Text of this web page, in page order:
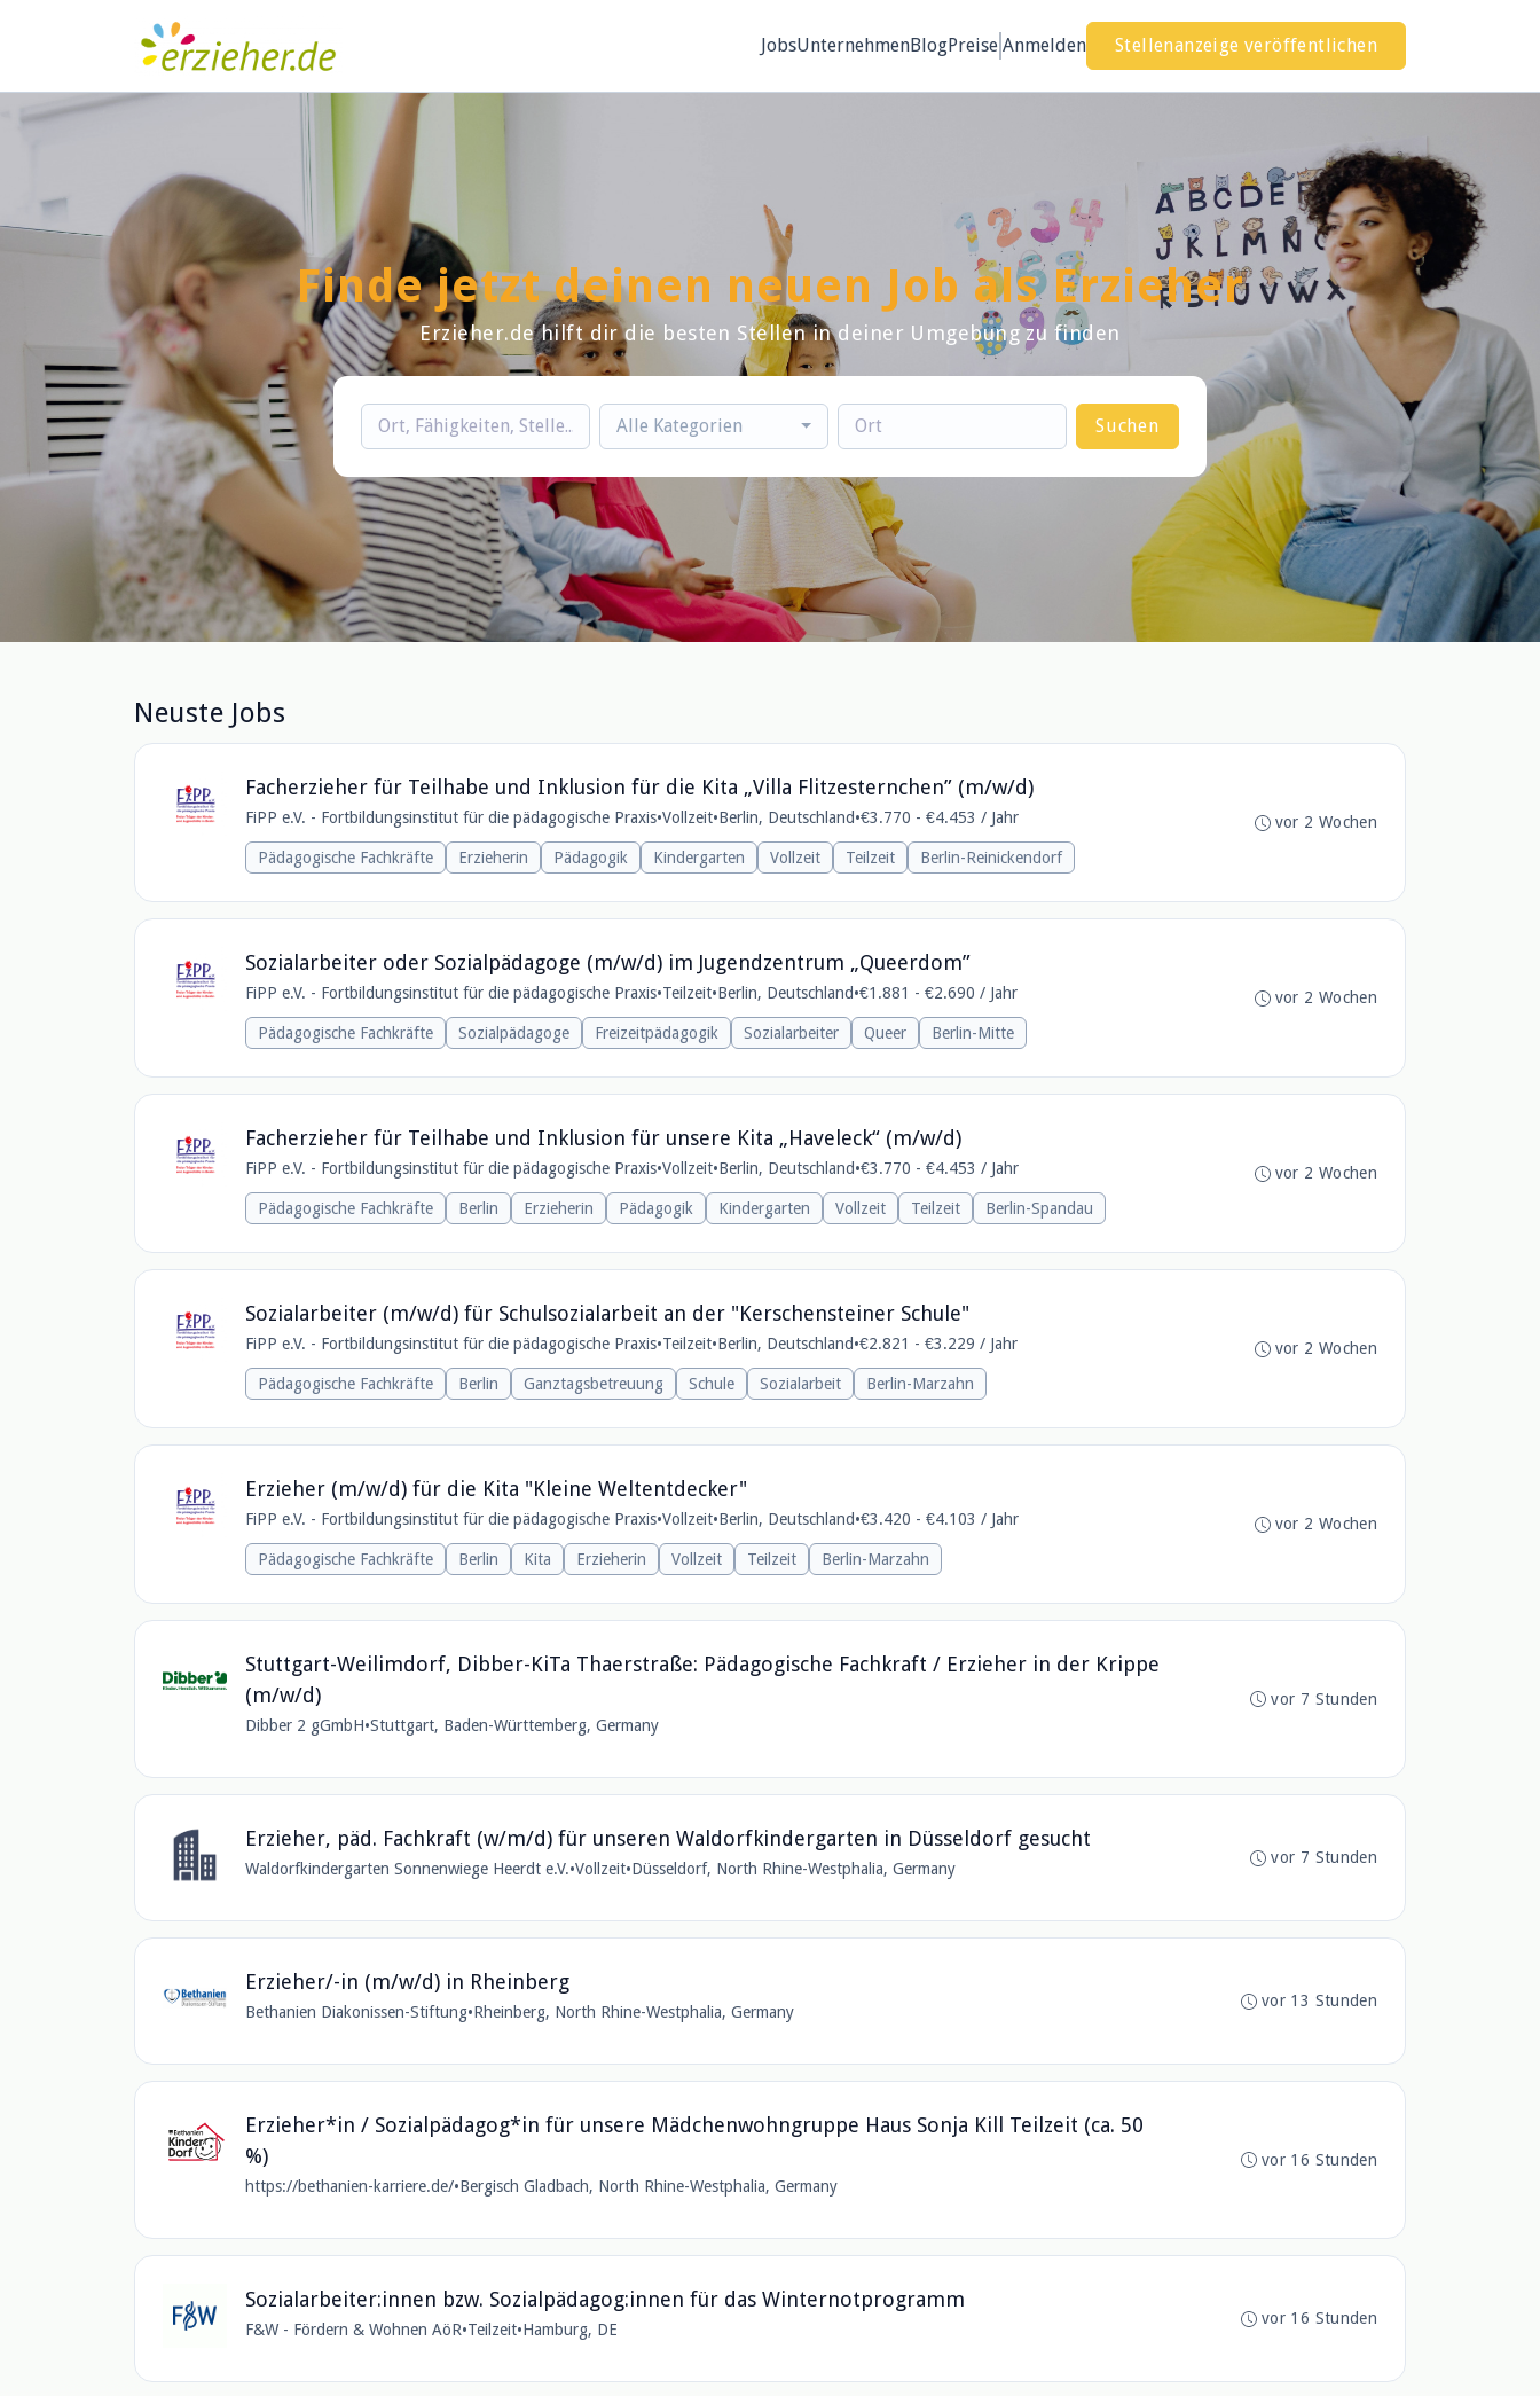
JobsUnternehmenBlogPreise Anmelden Stellenanzeige veröffentlichen
Finde jetzt deinen neuen Job als Erzieher
Erzieher.de hilft dir die besten Stellen in deiner Umgebung zu finden
Alle Kategorien Suchen
Neuste Jobs
Facherzieher für Teilhabe und Inklusion für die Kita „Villa Flitzesternchen” (m/w/d)
FiPP e.V. - Fortbildungsinstitut für die pädagogische Praxis•Vollzeit•Berlin, Deutschland•€3.770 - €4.453 / Jahr
Pädagogische Fachkräfte Erzieherin Pädagogik Kindergarten Vollzeit Teilzeit Berlin-Reinickendorf
vor 2 Wochen
Sozialarbeiter oder Sozialpädagoge (m/w/d) im Jugendzentrum „Queerdom”
FiPP e.V. - Fortbildungsinstitut für die pädagogische Praxis•Teilzeit•Berlin, Deutschland•€1.881 - €2.690 / Jahr
Pädagogische Fachkräfte Sozialpädagoge Freizeitpädagogik Sozialarbeiter Queer Berlin-Mitte
vor 2 Wochen
Facherzieher für Teilhabe und Inklusion für unsere Kita „Haveleck“ (m/w/d)
FiPP e.V. - Fortbildungsinstitut für die pädagogische Praxis•Vollzeit•Berlin, Deutschland•€3.770 - €4.453 / Jahr
Pädagogische Fachkräfte Berlin Erzieherin Pädagogik Kindergarten Vollzeit Teilzeit Berlin-Spandau
vor 2 Wochen
Sozialarbeiter (m/w/d) für Schulsozialarbeit an der "Kerschensteiner Schule"
FiPP e.V. - Fortbildungsinstitut für die pädagogische Praxis•Teilzeit•Berlin, Deutschland•€2.821 - €3.229 / Jahr
Pädagogische Fachkräfte Berlin Ganztagsbetreuung Schule Sozialarbeit Berlin-Marzahn
vor 2 Wochen
Erzieher (m/w/d) für die Kita "Kleine Weltentdecker"
FiPP e.V. - Fortbildungsinstitut für die pädagogische Praxis•Vollzeit•Berlin, Deutschland•€3.420 - €4.103 / Jahr
Pädagogische Fachkräfte Berlin Kita Erzieherin Vollzeit Teilzeit Berlin-Marzahn
vor 2 Wochen
Stuttgart-Weilimdorf, Dibber-KiTa Thaerstraße: Pädagogische Fachkraft / Erzieher in der Krippe
(m/w/d)
Dibber 2 gGmbH•Stuttgart, Baden-Württemberg, Germany
vor 7 Stunden
Erzieher, päd. Fachkraft (w/m/d) für unseren Waldorfkindergarten in Düsseldorf gesucht
Waldorfkindergarten Sonnenwiege Heerdt e.V.•Vollzeit•Düsseldorf, North Rhine-Westphalia, Germany
vor 7 Stunden
Erzieher/-in (m/w/d) in Rheinberg
Bethanien Diakonissen-Stiftung•Rheinberg, North Rhine-Westphalia, Germany
vor 13 Stunden
Erzieher*in / Sozialpädagog*in für unsere Mädchenwohngruppe Haus Sonja Kill Teilzeit (ca. 50
%)
https://bethanien-karriere.de/•Bergisch Gladbach, North Rhine-Westphalia, Germany
vor 16 Stunden
Sozialarbeiter:innen bzw. Sozialpädagog:innen für das Winternotprogramm
F&W - Fördern & Wohnen AöR•Teilzeit•Hamburg, DE
vor 16 Stunden